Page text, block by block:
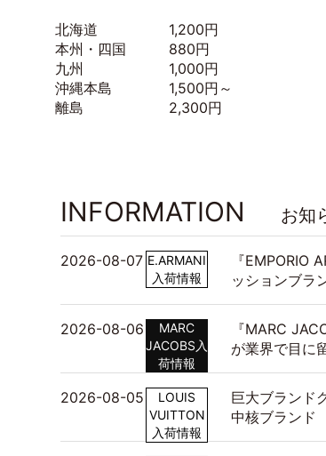
北海道 1,200円
本州・四国 880円
九州 1,000円
沖縄本島 1,500円～
離島 2,300円
INFORMATION お知
2026-08-07 E.ARMANI
入荷情報
『EMPORIO
ッションブラ
2026-08-06
MARC
JACOBS入
荷情報
『MARC
が業界で目に
2026-08-05
LOUIS
VUITTON
入荷情報
巨大ブランド
中核ブランド